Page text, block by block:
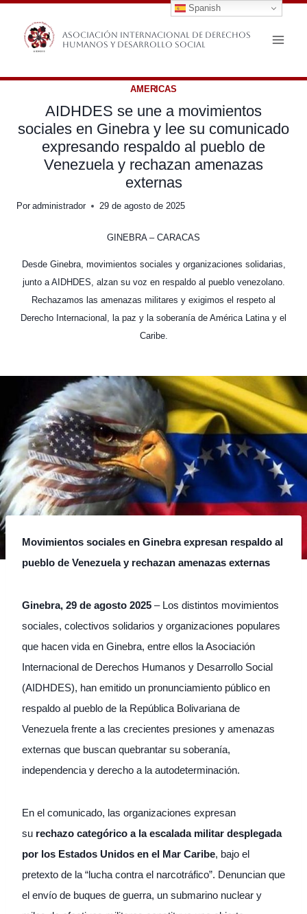
contenido
Asociación Internacional de Derechos
Humanos y Desarrollo Social
AMERICAS
AIDHDES se une a movimientos
sociales en Ginebra y lee su comunicado
expresando respaldo al pueblo de
Venezuela y rechazan amenazas
externas
Por administrador 29 de agosto de 2025
GINEBRA – CARACAS
Desde Ginebra, movimientos sociales y organizaciones solidarias,
junto a AIDHDES, alzan su voz en respaldo al pueblo venezolano.
Rechazamos las amenazas militares y exigimos el respeto al
Derecho Internacional, la paz y la soberanía de América Latina y el
Caribe.
Movimientos sociales en Ginebra expresan respaldo al
pueblo de Venezuela y rechazan amenazas externas
Ginebra, 29 de agosto 2025 – Los distintos movimientos
sociales, colectivos solidarios y organizaciones populares
que hacen vida en Ginebra, entre ellos la Asociación
Internacional de Derechos Humanos y Desarrollo Social
(AIDHDES), han emitido un pronunciamiento público en
respaldo al pueblo de la República Bolivariana de
Venezuela frente a las crecientes presiones y amenazas
externas que buscan quebrantar su soberanía,
independencia y derecho a la autodeterminación.
En el comunicado, las organizaciones expresan
su rechazo categórico a la escalada militar desplegada
por los Estados Unidos en el Mar Caribe, bajo el
pretexto de la “lucha contra el narcotráfico”. Denuncian que
el envío de buques de guerra, un submarino nuclear y
Spanish